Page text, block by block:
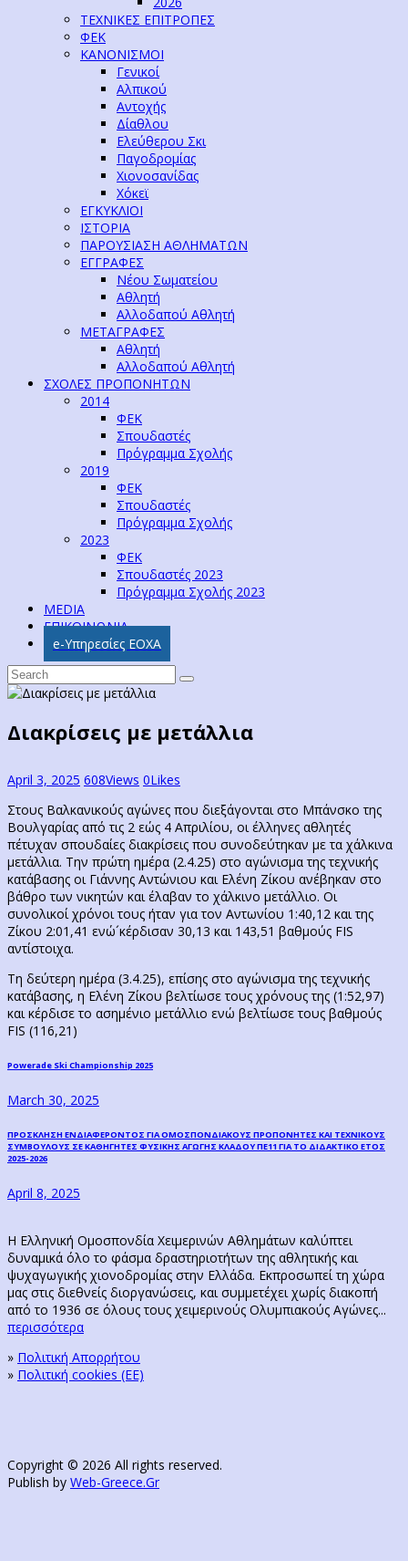
ΤΕΧΝΙΚΕΣ ΕΠΙΤΡΟΠΕΣ
ΦΕΚ
ΚΑΝΟΝΙΣΜΟΙ
Γενικοί
Αλπικού
Αντοχής
Δίαθλου
Ελεύθερου Σκι
Παγοδρομίας
Χιονοσανίδας
Χόκεϊ
ΕΓΚΥΚΛΙΟΙ
ΙΣΤΟΡΙΑ
ΠΑΡΟΥΣΙΑΣΗ ΑΘΛΗΜΑΤΩΝ
ΕΓΓΡΑΦΕΣ
Νέου Σωματείου
Αθλητή
Αλλοδαπού Αθλητή
ΜΕΤΑΓΡΑΦΕΣ
Αθλητή
Αλλοδαπού Αθλητή
ΣΧΟΛΕΣ ΠΡΟΠΟΝΗΤΩΝ
2014
ΦΕΚ
Σπουδαστές
Πρόγραμμα Σχολής
2019
ΦΕΚ
Σπουδαστές
Πρόγραμμα Σχολής
2023
ΦΕΚ
Σπουδαστές 2023
Πρόγραμμα Σχολής 2023
MEDIA
ΕΠΙΚΟΙΝΩΝΙΑ
e-Υπηρεσίες ΕΟΧΑ
Διακρίσεις με μετάλλια
April 3, 2025 608Views 0Likes
Στους Βαλκανικούς αγώνες που διεξάγονται στο Μπάνσκο της
Βουλγαρίας από τις 2 εώς 4 Απριλίου, οι έλληνες αθλητές
πέτυχαν σπουδαίες διακρίσεις που συνοδεύτηκαν με τα χάλκινα
μετάλλια. Την πρώτη ημέρα (2.4.25) στο αγώνισμα της τεχνικής
κατάβασης οι Γιάννης Αντώνιου και Ελένη Ζίκου ανέβηκαν στο
βάθρο των νικητών και έλαβαν το χάλκινο μετάλλιο. Οι
συνολικοί χρόνοι τους ήταν για τον Αντωνίου 1:40,12 και της
Ζίκου 2:01,41 ενώ´κέρδισαν 30,13 και 143,51 βαθμούς FIS
αντίστοιχα.
Τη δεύτερη ημέρα (3.4.25), επίσης στο αγώνισμα της τεχνικής
κατάβασης, η Ελένη Ζίκου βελτίωσε τους χρόνους της (1:52,97)
και κέρδισε το ασημένιο μετάλλιο ενώ βελτίωσε τους βαθμούς
FIS (116,21)
Post
navigation
Previous
Powerade Ski Championship 2025
March 30, 2025
Next
post:
ΠΡΟΣΚΛΗΣΗ ΕΝΔΙΑΦΕΡΟΝΤΟΣ ΓΙΑ ΟΜΟΣΠΟΝΔΙΑΚΟΥΣ ΠΡΟΠΟΝΗΤΕΣ ΚΑΙ ΤΕΧΝΙΚΟΥΣ
ΣΥΜΒΟΥΛΟΥΣ ΣΕ ΚΑΘΗΓΗΤΕΣ ΦΥΣΙΚΗΣ ΑΓΩΓΗΣ ΚΛΑΔΟΥ ΠΕ11 ΓΙΑ ΤΟ ΔΙΔΑΚΤΙΚΟ ΕΤΟΣ
2025-2026
April 8, 2025
Η Ελληνική Ομοσπονδία Χειμερινών Αθλημάτων καλύπτει
δυναμικά όλο το φάσμα δραστηριοτήτων της αθλητικής και
ψυχαγωγικής χιονοδρομίας στην Ελλάδα. Εκπροσωπεί τη χώρα
μας στις διεθνείς διοργανώσεις, και συμμετέχει χωρίς διακοπή
από το 1936 σε όλους τους χειμερινούς Ολυμπιακούς Αγώνες...
περισσότερα
» Πολιτική Απορρήτου
» Πολιτική cookies (ΕΕ)
Copyright © 2026 All rights reserved.
Publish by Web-Greece.Gr